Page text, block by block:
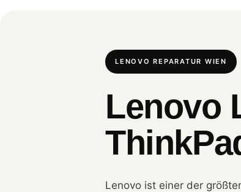
LENOVO REPARATUR WIEN
Lenovo
Lenovo ist einer der